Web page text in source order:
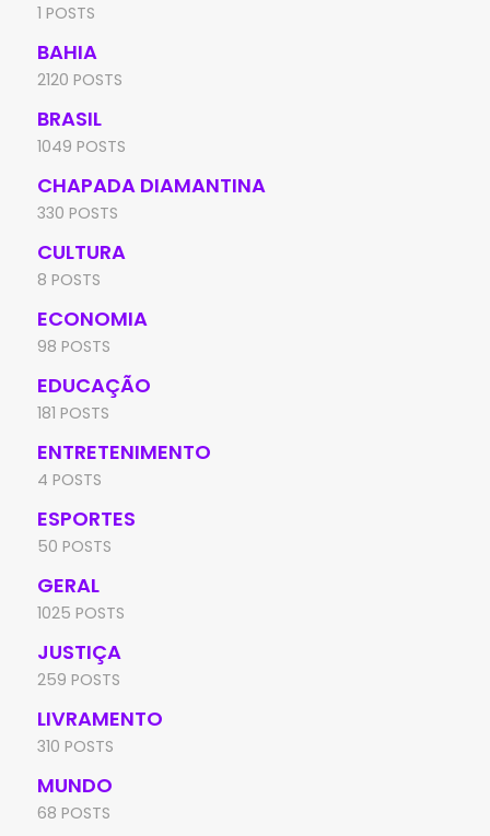
1 POSTS
BAHIA
2120 POSTS
BRASIL
1049 POSTS
CHAPADA DIAMANTINA
330 POSTS
CULTURA
8 POSTS
ECONOMIA
98 POSTS
EDUCAÇÃO
181 POSTS
ENTRETENIMENTO
4 POSTS
ESPORTES
50 POSTS
GERAL
1025 POSTS
JUSTIÇA
259 POSTS
LIVRAMENTO
310 POSTS
MUNDO
68 POSTS